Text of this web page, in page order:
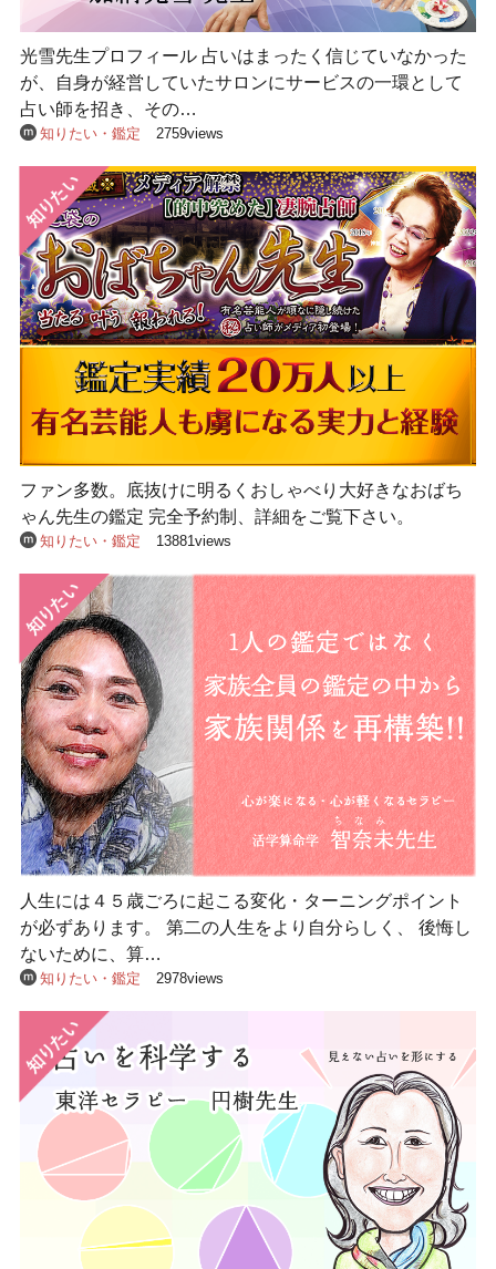
光雪先生プロフィール 占いはまったく信じていなかった
が、自身が経営していたサロンにサービスの一環として
占い師を招き、その…
知りたい・鑑定 2759views
ファン多数。底抜けに明るくおしゃべり大好きなおばち
ゃん先生の鑑定 完全予約制、詳細をご覧下さい。
知りたい・鑑定 13881views
人生には４５歳ごろに起こる変化・ターニングポイント
が必ずあります。 第二の人生をより自分らしく、 後悔し
ないために、算…
知りたい・鑑定 2978views